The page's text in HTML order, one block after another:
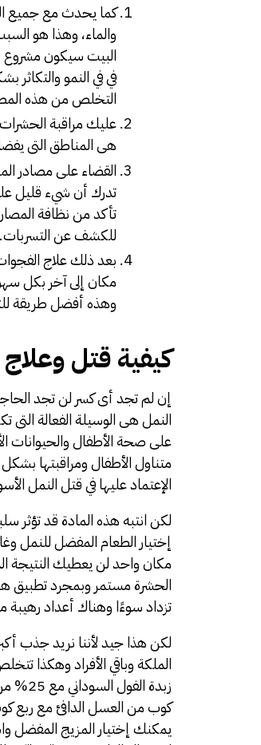
كما يحدث مع جميع
والماء، وهذا هو
البيت سيكون مشروع
في في النمو
التخلص من هذه
عليك مراقبة
هى المناطق التى
القضاء على مصادر
تدرك أن شيء قليل
تأكد من نظافة
للكشف عن التسربات.
بعد ذلك علاج
مكان إلى آخر بكل
وهذه أفضل طريقة
كيفية قتل
إن لم تجد أى كسر لن تجد
النمل هى الوسيلة الفعالة
على صحة الأطفال والحيوانات
متناول الأطفال ومراقبتها
الإعتماد عليها في قتل النمل
لكن انتبه هذه المادة قد تؤثر
إختيار الطعام المفضل للنمل
مكان واحد لن يعطيك النتيجة
الحشرة مستمر وبمجرد تطبيق
تزداد سوءًا وهناك أعداد
لكن هذا جيد لأننا نريد جذب
زبدة
يمكنك إختيار المزيج المفضل